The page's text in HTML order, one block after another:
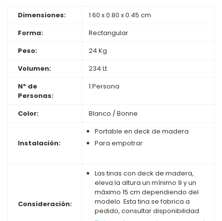
Dimensiones:
1.60 x 0.80 x 0.45 cm
Forma:
Rectangular
Peso:
24 Kg
Volumen:
234 Lt
Nº de
Personas:
1 Persona
Color: Blanco / Bonne
Instalación:
Portable en deck de madera
Para empotrar
Consideración:
Las tinas con deck de madera,
eleva la altura un mínimo 9 y un
máximo 15 cm dependiendo del
modelo. Esta tina se fabrica a
pedido, consultar disponibilidad